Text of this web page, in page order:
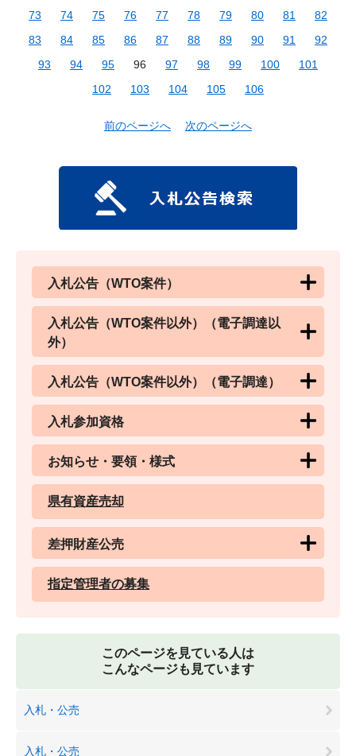
73
74 75 76 77 78 79 80 81
82
83
84 85 86 87 88 89 90 91
92
93
94 95 96 97 98 99 100
101
102
103 104 105 106
前のページへ 次のページへ
入札公告（WTO案件）
入札公告（WTO案件以外）（電子調達以
外）
入札公告（WTO案件以外）（電子調達）
入札参加資格
お知らせ・要領・様式
県有資産売却
差押財産公売
指定管理者の募集
このページを見ている人は
こんなページも見ています
入札・公売
入札・公売